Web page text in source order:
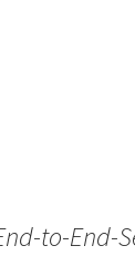
to-End-
Termin